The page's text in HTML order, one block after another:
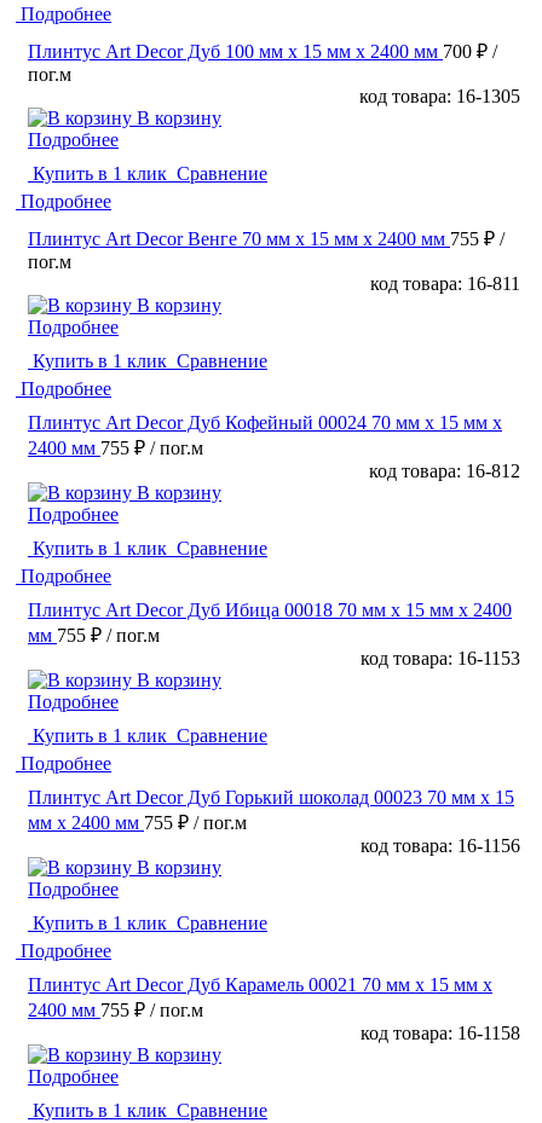
Подробнее
Плинтус Art Decor Дуб 100 мм х 15 мм х 2400 мм 700 ₽ /
пог.м
код товара: 16-1305
В корзину
Подробнее
Купить в 1 клик Сравнение
Подробнее
Плинтус Art Decor Венге 70 мм х 15 мм х 2400 мм 755 ₽ /
пог.м
код товара: 16-811
В корзину
Подробнее
Купить в 1 клик Сравнение
Подробнее
Плинтус Art Decor Дуб Кофейный 00024 70 мм х 15 мм х
2400 мм 755 ₽ / пог.м
код товара: 16-812
В корзину
Подробнее
Купить в 1 клик Сравнение
Подробнее
Плинтус Art Decor Дуб Ибица 00018 70 мм х 15 мм х 2400
мм 755 ₽ / пог.м
код товара: 16-1153
В корзину
Подробнее
Купить в 1 клик Сравнение
Подробнее
Плинтус Art Decor Дуб Горький шоколад 00023 70 мм х 15
мм х 2400 мм 755 ₽ / пог.м
код товара: 16-1156
В корзину
Подробнее
Купить в 1 клик Сравнение
Подробнее
Плинтус Art Decor Дуб Карамель 00021 70 мм х 15 мм х
2400 мм 755 ₽ / пог.м
код товара: 16-1158
В корзину
Подробнее
Купить в 1 клик Сравнение